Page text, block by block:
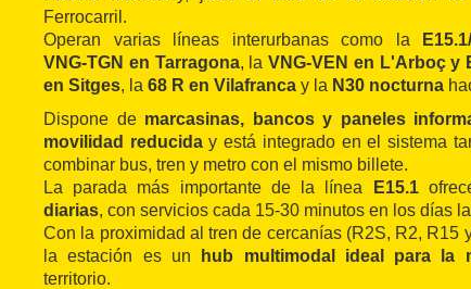
Ferrocarril.
Operan varias líneas interurbanas como la
VNG‑TGN en Tarragona, laVNG‑VEN en L'Arboç y
en Sitges, la 68 R en Vilafranca y la N30 nocturna
Dispone de marcasinas, bancos y paneles
movilidad reduciday está integrado en el sistema
combinar bus, tren y metro con el mismo billete.
La parada más importante de la línea
E15.1
diarias, con servicios cada 15-30 minutos en los días
Con la proximidad al tren de cercanías (R2S, R2, R15
la estación es un
hub multimodal ideal para la
territorio.